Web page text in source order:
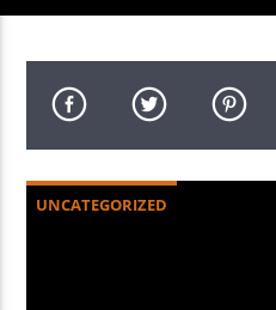
UNCATEGORIZED